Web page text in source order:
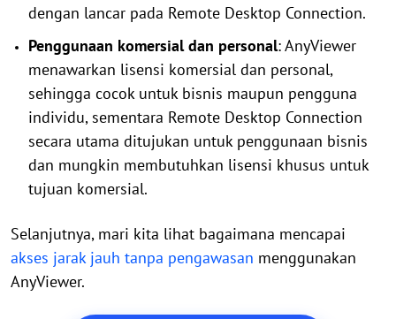
dengan lancar pada Remote Desktop Connection.
Penggunaan komersial dan personal: AnyViewer
menawarkan lisensi komersial dan personal,
sehingga cocok untuk bisnis maupun pengguna
individu, sementara Remote Desktop Connection
secara utama ditujukan untuk penggunaan bisnis
dan mungkin membutuhkan lisensi khusus untuk
tujuan komersial.
Selanjutnya, mari kita lihat bagaimana mencapai
akses jarak jauh tanpa pengawasan menggunakan
AnyViewer.